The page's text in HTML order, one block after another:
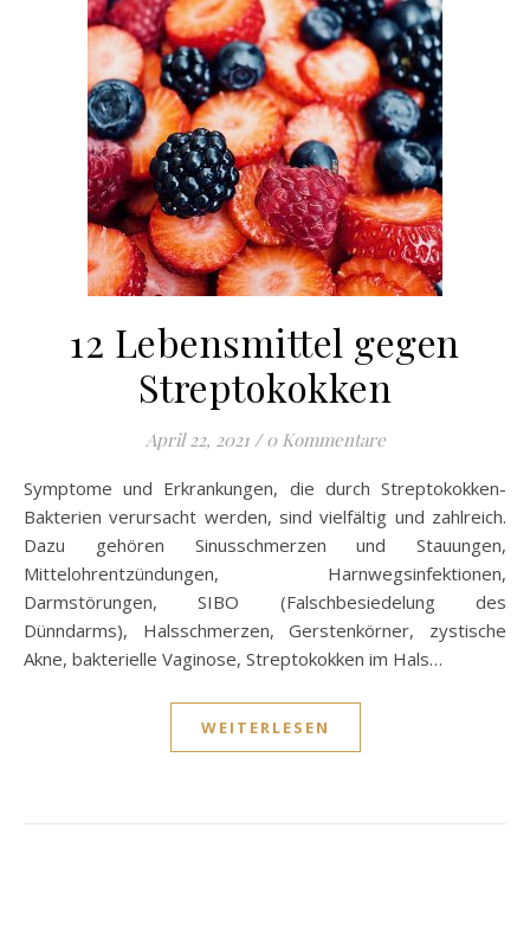
12 Lebensmittel gegen
Streptokokken
April 22, 2021 / 0 Kommentare
Symptome und Erkrankungen, die durch Streptokokken-
Bakterien verursacht werden, sind vielfältig und zahlreich.
Dazu gehören Sinusschmerzen und Stauungen,
Mittelohrentzündungen, Harnwegsinfektionen,
Darmstörungen, SIBO (Falschbesiedelung des
Dünndarms), Halsschmerzen, Gerstenkörner, zystische
Akne, bakterielle Vaginose, Streptokokken im Hals…
WEITERLESEN